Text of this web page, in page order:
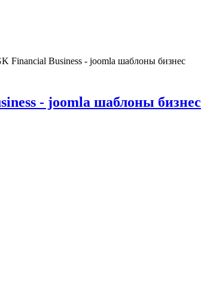
Financial Business - joomla шаблоны бизнес
- joomla шаблоны бизнес